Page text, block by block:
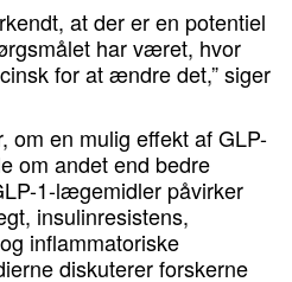
at der er en potentiel
har været, hvor
for at ændre det,” siger
om en mulig effekt af GLP-
om andet end bedre
1-lægemidler påvirker
insulinresistens,
inflammatoriske
diskuterer forskerne